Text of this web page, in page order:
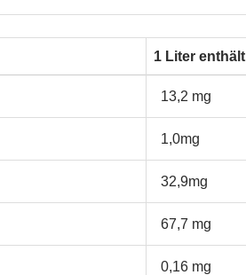
1 Liter enthält
13,2 mg
1,0mg
32,9mg
67,7 mg
0,16 mg